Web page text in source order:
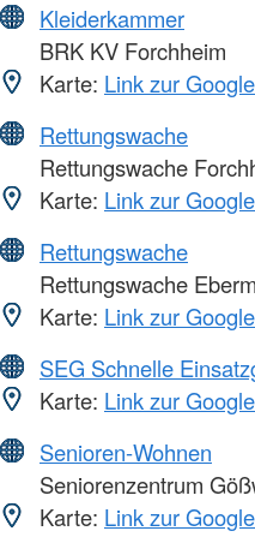
Kleiderkammer
BRK KV Forchheim
Karte: Link zur
Rettungswache
Rettungswache
Karte: Link zur
Rettungswache
Rettungswache
Karte: Link zur
SEG Schnelle
Karte: Link zur
Senioren-Wohnen
Seniorenzentrum
Karte: Link zur